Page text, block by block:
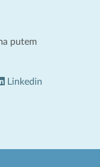
putem
Linkedin